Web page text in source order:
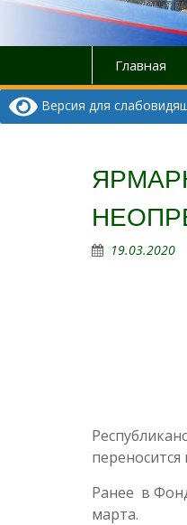
Главная
Версия для
19.03.2020
Ранее в
марта.